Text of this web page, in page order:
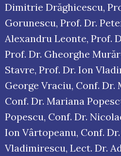
Dimitrie Drăghicescu,
Gorunescu, Prof. Dr.
Alexandru Leonte, Prof.
Prof. Dr. Gheorghe
Stavre, Prof. Dr. Ion
George Vraciu, Conf. Dr.
Conf. Dr. Mariana
Popescu, Conf. Dr.
Ion Vârtopeanu, Conf.
Vladimirescu, Lect. Dr.